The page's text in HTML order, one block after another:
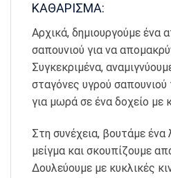
ΚΑΘΑΡΙΣΜΑ:
Αρχικά, δημιουργούμε ένα
σαπουνιού για να
Συγκεκριμένα,
σταγόνες υγρού
για μωρά σε ένα δοχείο με
Στη συνέχεια, βουτάμε ένα
μείγμα και σκουπίζουμε
Δουλεύουμε με κυκλικές